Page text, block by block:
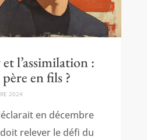
l’assimilation :
en fils ?
2024
en décembre
relever le défi du